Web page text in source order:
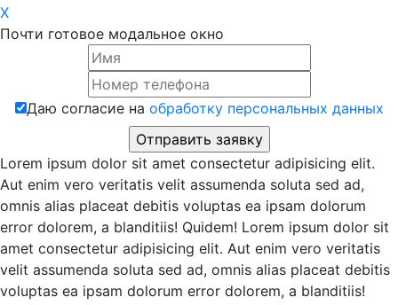
X
Почти готовое модальное окно
Даю согласие на обработку персональных данных
Lorem ipsum dolor sit amet consectetur adipisicing elit.
Aut enim vero veritatis velit assumenda soluta sed ad,
omnis alias placeat debitis voluptas ea ipsam dolorum
error dolorem, a blanditiis! Quidem! Lorem ipsum dolor sit
amet consectetur adipisicing elit. Aut enim vero veritatis
velit assumenda soluta sed ad, omnis alias placeat debitis
voluptas ea ipsam dolorum error dolorem, a blanditiis!